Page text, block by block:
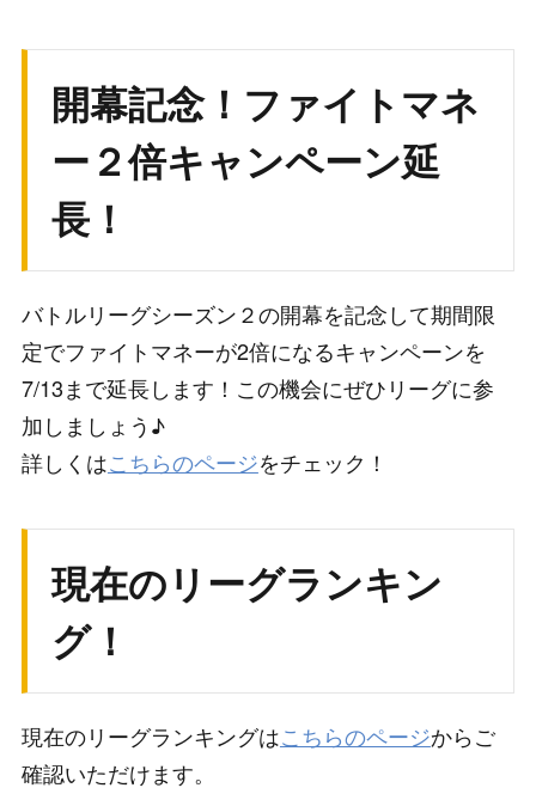
開幕記念！ファイトマネ
ー２倍キャンペーン延
長！
バトルリーグシーズン２の開幕を記念して期間限
定でファイトマネーが2倍になるキャンペーンを
7/13まで延長します！この機会にぜひリーグに参
加しましょう♪
詳しくはこちらのページをチェック！
現在のリーグランキン
グ！
現在のリーグランキングはこちらのページからご
確認いただけます。